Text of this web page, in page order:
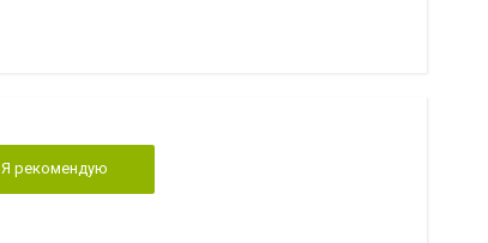
Я рекомендую